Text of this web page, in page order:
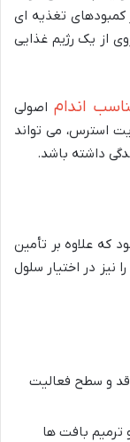
کمبودهای تغذیه ای
از یک رژیم غذایی
انداماصولی
استرس، می تواند
داشته باشد.
که علاوه بر تأمین
نیز در اختیار سلول
قد و سطح فعالیت
ترمیم بافت ها